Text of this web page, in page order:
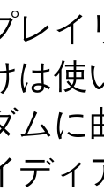
レイ
は使
ムに
ディ